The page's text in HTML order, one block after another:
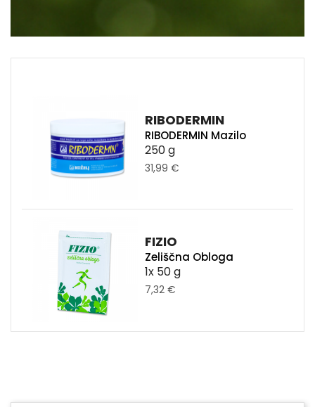
RIBODERMIN
RIBODERMIN Mazilo
250 g
31,99 €
FIZIO
Zeliščna Obloga
1x 50 g
7,32 €